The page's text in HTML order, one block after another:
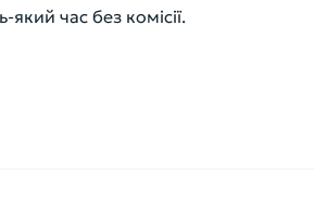
час без комісії.